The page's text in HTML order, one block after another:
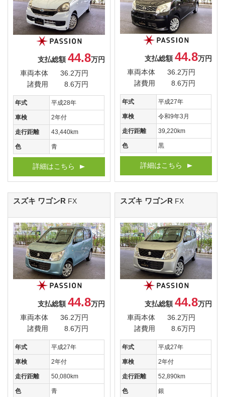
支払総額 44.8万円
車両本体
36.2万円
諸費用
8.6万円
年式 平成28年
車検 2年付
走行距離 43,440km
色 青
詳細はこちら
支払総額 44.8万円
車両本体
36.2万円
諸費用
8.6万円
年式 平成27年
車検 令和9年3月
走行距離 39,220km
色 黒
詳細はこちら
スズキ ワゴンR FX
支払総額 44.8万円
車両本体
36.2万円
諸費用
8.6万円
年式 平成27年
車検 2年付
走行距離 50,080km
色 青
スズキ ワゴンR FX
支払総額 44.8万円
車両本体
36.2万円
諸費用
8.6万円
年式 平成27年
車検 2年付
走行距離 52,890km
色 銀